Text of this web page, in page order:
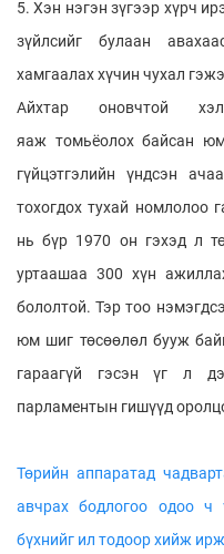
5. Хэн нэгэн зүгээр хүрч
зүйлсийг булаан
хамгаалах хүчин чухал
Айхтар оновчтой
яаж томьёолох байсан
гүйцэтгэлийн үндсэн
тохогдох тухай номлолоо
нь бүр 1970 он гэхэд л
уртаашаа 300 хүн
бололтой. Тэр тоо
юм шиг төсөөлөл бууж
гараагүй гэсэн үг л
парламентын гишүүд
Төрийн аппаратад
авчрах бодлогоо одоо ч
бүхнийг ил тодоор хийж